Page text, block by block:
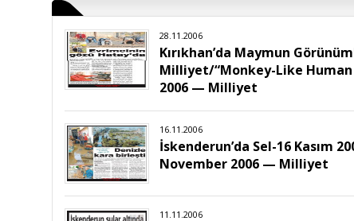
28.11.2006
Kırıkhan’da Maymun
Milliyet/“Monkey-Like Human
2006 — Milliyet
16.11.2006
İskenderun’da Sel-16 Kasım
November 2006 — Milliyet
11.11.2006